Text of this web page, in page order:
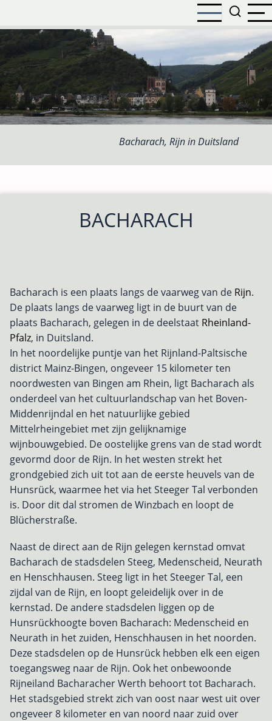
naar
inhoud
gaan
Bacharach, Rijn in Duitsland
BACHARACH
Bacharach is een plaats langs de vaarweg van de Rijn.
De plaats langs de vaarweg ligt in de buurt van de
plaats Bacharach, gelegen in de deelstaat Rheinland-
Pfalz, in Duitsland.
In het noordelijke puntje van het Rijnland-Paltsische
district Mainz-Bingen, ongeveer 15 kilometer ten
noordwesten van Bingen am Rhein, ligt Bacharach als
onderdeel van het cultuurlandschap van het Boven-
Middenrijndal en het natuurlijke gebied
Mittelrheingebiet met zijn gelijknamige
wijnbouwgebied. De oostelijke grens van de stad wordt
gevormd door de Rijn. In het westen strekt het
grondgebied zich uit tot aan de eerste heuvels van de
Hunsrück, waarmee het via het Steeger Tal verbonden
is. Door dit dal stromen de Winzbach en loopt de
Blücherstraße.
Naast de direct aan de Rijn gelegen kernstad omvat
Bacharach de stadsdelen Steeg, Medenscheid, Neurath
en Henschhausen. Steeg ligt in het Steeger Tal, een
zijdal van de Rijn, en loopt geleidelijk over in de
kernstad. De andere stadsdelen liggen op de
Hunsrückhoogte boven Bacharach: Medenscheid en
Neurath in het zuiden, Henschhausen in het noorden.
Deze stadsdelen op de Hunsrück hebben elk een eigen
toegangsweg naar de Rijn. Ook het onbewoonde
Rijneiland Bacharacher Werth behoort tot Bacharach.
Het stadsgebied strekt zich van oost naar west uit over
ongeveer 8 kilometer en van noord naar zuid over